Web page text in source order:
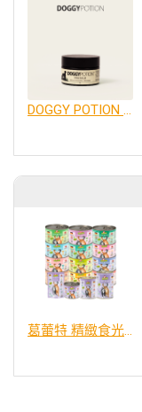
DOGGY POTION 天然肉球護掌膏
葛蕾特 精緻食光 主食貓罐、貓餐包